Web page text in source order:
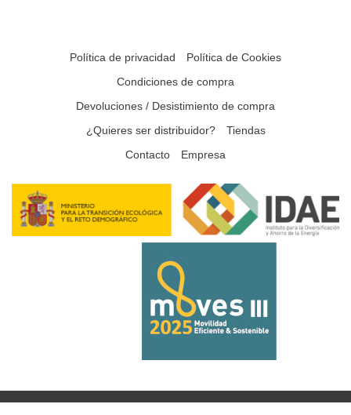
Política de privacidad
Política de Cookies
Condiciones de compra
Devoluciones / Desistimiento de compra
¿Quieres ser distribuidor?
Tiendas
Contacto
Empresa